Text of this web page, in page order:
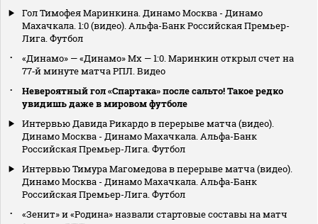
Гол Тимофея Маринкина. Динамо Москва - Динамо
Махачкала. 1:0 (видео). Альфа-Банк Российская Премьер-
Лига. Футбол
«Динамо» — «Динамо» Мх — 1:0. Маринкин открыл счет на
77‑й минуте матча РПЛ. Видео
Невероятный гол «Спартака» после сальто! Такое редко
увидишь даже в мировом футболе
Интервью Давида Рикардо в перерыве матча (видео).
Динамо Москва - Динамо Махачкала. Альфа-Банк
Российская Премьер-Лига. Футбол
Интервью Тимура Магомедова в перерыве матча (видео).
Динамо Москва - Динамо Махачкала. Альфа-Банк
Российская Премьер-Лига. Футбол
«Зенит» и «Родина» назвали стартовые составы на матч